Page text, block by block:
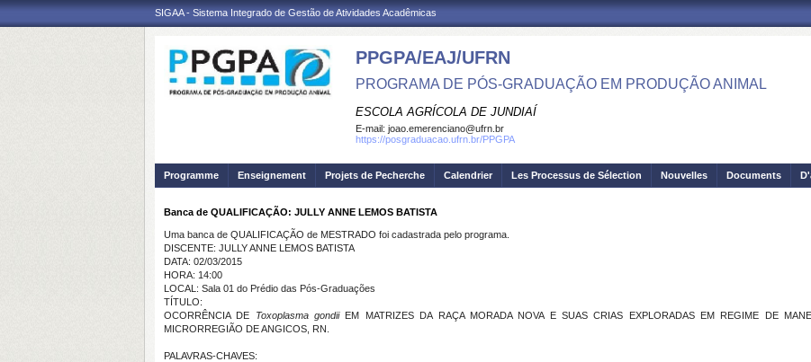
SIGAA - Sistema Integrado de Gestão de Atividades Acadêmicas
PPGPA/EAJ/UFRN
PROGRAMA DE PÓS-GRADUAÇÃO EM PRODUÇÃO ANIMAL
ESCOLA AGRÍCOLA DE JUNDIAÍ
E-mail: joao.emerenciano@ufrn.br
https://posgraduacao.ufrn.br/PPGPA
Programme Enseignement Projets de Pecherche Calendrier Les Processus de Sélection Nouvelles Documents
Banca de QUALIFICAÇÃO: JULLY ANNE LEMOS BATISTA
Uma banca de QUALIFICAÇÃO de MESTRADO foi cadastrada pelo programa.
DISCENTE: JULLY ANNE LEMOS BATISTA
DATA: 02/03/2015
HORA: 14:00
LOCAL: Sala 01 do Prédio das Pós-Graduações
TÍTULO:
OCORRÊNCIA DE
Toxoplasma gondiiEM MATRIZES DA RAÇA MORADA NOVA E SUAS CRIAS EXPLORADAS EM REGIME DE
MICRORREGIÃO DE ANGICOS, RN.
PALAVRAS-CHAVES: